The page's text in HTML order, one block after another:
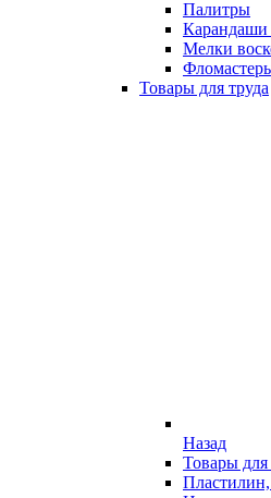
Палитры
Карандаши
Мелки
Товары для труда
Назад
Товары для
Пластилин,